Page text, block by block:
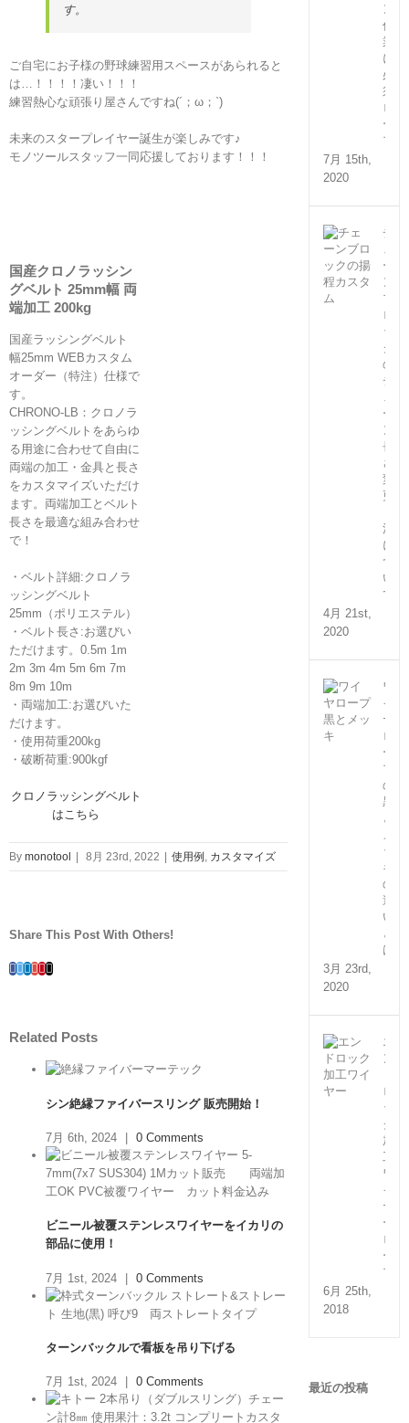
す。
ご自宅にお子様の野球練習用スペースがあられると
は…！！！！凄い！！！
練習熱心な頑張り屋さんですね(´；ω；`)
未来のスタープレイヤー誕生が楽しみです♪
モノツールスタッフ一同応援しております！！！
国産クロノラッシン
グベルト 25mm幅 両
端加工 200kg
国産ラッシングベルト
幅25mm WEBカスタム
オーダー（特注）仕様で
す。
CHRONO-LB：クロノラ
ッシングベルトをあらゆ
る用途に合わせて自由に
両端の加工・金具と長さ
をカスタマイズいただけ
ます。両端加工とベルト
長さを最適な組み合わせ
で！
・ベルト詳細:クロノラ
ッシングベルト
25mm（ポリエステル）
・ベルト長さ:お選びい
ただけます。0.5m 1m
2m 3m 4m 5m 6m 7m
8m 9m 10m
・両端加工:お選びいた
だけます。
・使用荷重200kg
・破断荷重:900kgf
クロノラッシングベルト
はこちら
By monotool 8月 23rd, 2022 使用例 , カスタマイズ
Share This Post With Others!
Facebook
Twitter
Linkedin
Google+
Pinterest
Email
Related Posts
シン絶縁ファイバースリング 販売開始！
7月 6th, 2024 0 Comments
ビニール被覆ステンレスワイヤーをイカリの
部品に使用！
7月 1st, 2024 | 0 Comments
ターンバックルで看板を吊り下げる
7月 1st, 2024 0 Comments
ン
作
業
に
必
須
ロ
ー
プ
7月 15th,
2020
チ
ー
ン
ブ
ロ
ッ
ク
の
チ
ー
ン
長
さ
変
更
注）
に
つ
い
て
4月 21st,
2020
ワ
イ
ヤ
ロ
ー
プ
の
黒
と
ッ
キ
の
違
い
と
は？
3月 23rd,
2020
エ
ン
ロ
ッ
ク
加
工
ワ
イ
ヤ
ー
ロ
ー
プ
6月 25th,
2018
最近の投稿